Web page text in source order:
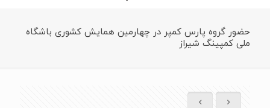
حضور گروه پارس کمپر در چهارمین همایش کشوری باشگاه
ملی کمپینگ شیراز